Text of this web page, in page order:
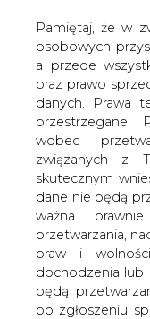
Pamiętaj, że w
osobowych
a przede
oraz prawo
danych. Prawa
przestrzegane.
wobec
związanych z
skutecznym
dane nie będą
ważna
przetwarzania,
praw i
dochodzenia lub
będą
po zgłoszeniu
Spółka LNG
Krupiński. Już
Plany spółki LNG
mają amerykański
śląska firma Cetus
owiane są
na giełdzie w
informacje,
dziennego.